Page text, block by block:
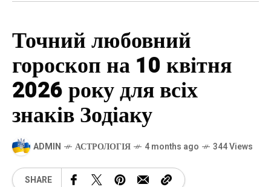
Точний любовний
гороскоп на 10 квітня
2026 року для всіх
знаків Зодіаку
ADMIN АСТРОЛОГІЯ 4 months ago 344 Views
SHARE